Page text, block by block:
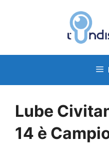
Lube
14 è